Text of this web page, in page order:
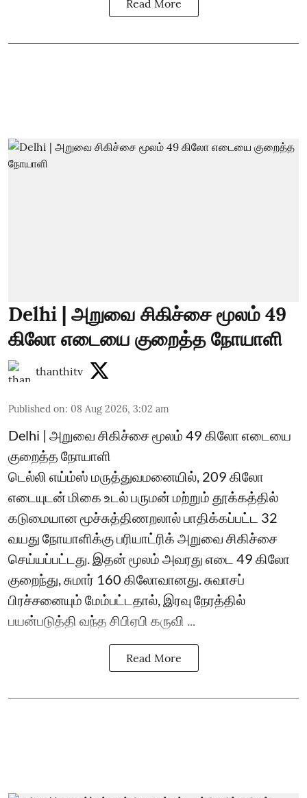
Read More
Delhi | அறுவை சிகிச்சை மூலம் 49
கிலோ எடையை குறைத்த நோயாளி
thanthitv
Published on: 08 Aug 2026, 3:02 am
Delhi | அறுவை சிகிச்சை மூலம் 49 கிலோ எடையை
குறைத்த நோயாளி
டெல்லி எய்ம்ஸ் மருத்துவமனையில், 209 கிலோ
எடையுடன் மிகை உடல் பருமன் மற்றும் தூக்கத்தில்
கடுமையான மூச்சுத்திணறலால் பாதிக்கப்பட்ட 32
வயது நோயாளிக்கு பரியாட்ரிக் அறுவை சிகிச்சை
செய்யப்பட்டது. இதன் மூலம் அவரது எடை 49 கிலோ
குறைந்து, சுமார் 160 கிலோவானது. சுவாசப்
பிரச்சனையும் மேம்பட்டதால், இரவு நேரத்தில்
பயன்படுத்தி வந்த சிபிஏபி கருவி ...
Read More